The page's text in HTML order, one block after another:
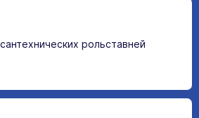
рольставней